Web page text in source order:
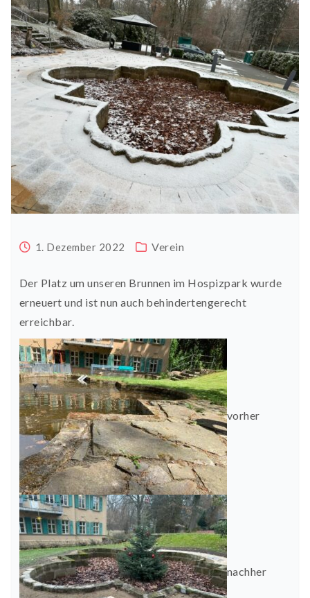
1. Dezember 2022 Verein
Der Platz um unseren Brunnen im Hospizpark wurde
erneuert und ist nun auch behindertengerecht
erreichbar.
vorher
nachher